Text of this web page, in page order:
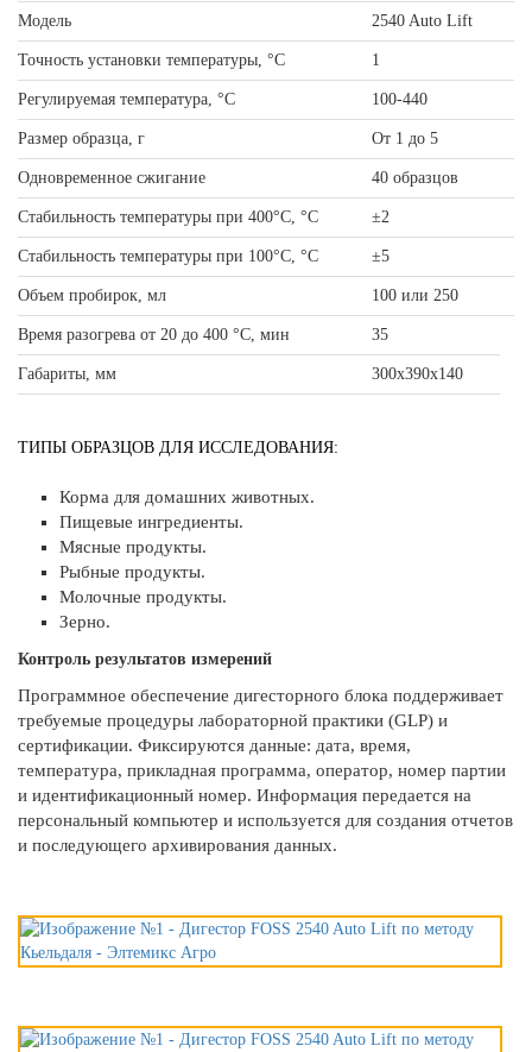
Модель 2540 Auto Lift
Точность установки температуры, °С 1
Регулируемая температура, °С 100-440
Размер образца, г От 1 до 5
Одновременное сжигание 40 образцов
Стабильность температуры при 400°С, °С ±2
Стабильность температуры при 100°С, °С ±5
Объем пробирок, мл 100 или 250
Время разогрева от 20 до 400 °С, мин 35
Габариты, мм 300х390х140
ТИПЫ ОБРАЗЦОВ ДЛЯ ИССЛЕДОВАНИЯ:
Корма для домашних животных.
Пищевые ингредиенты.
Мясные продукты.
Рыбные продукты.
Молочные продукты.
Зерно.
Контроль результатов измерений
Программное обеспечение дигесторного блока поддерживает
требуемые процедуры лабораторной практики (GLP) и
сертификации. Фиксируются данные: дата, время,
температура, прикладная программа, оператор, номер партии
и идентификационный номер. Информация передается на
персональный компьютер и используется для создания отчетов
и последующего архивирования данных.